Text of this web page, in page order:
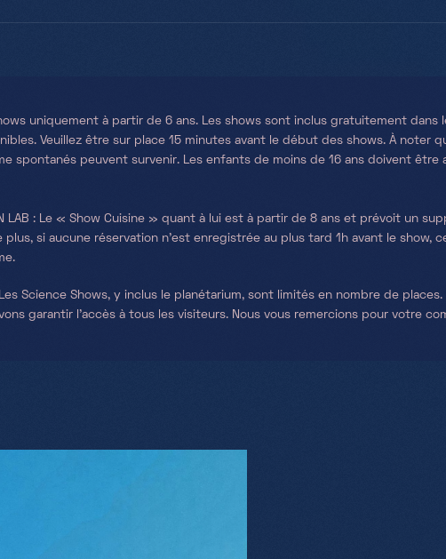
uniquement à partir de 6 ans. Les shows sont inclus gratuitement dans
Veuillez être sur place 15 minutes avant le début des shows. À noter
spontanés peuvent survenir. Les enfants de moins de 16 ans doivent être
LAB : Le « Show Cuisine » quant à lui est à partir de 8 ans et prévoit un
plus, si aucune réservation n’est enregistrée au plus tard 1h avant le show,
Les Science Shows, y inclus le planétarium, sont limités en nombre de
garantir l’accès à tous les visiteurs. Nous vous remercions pour votre